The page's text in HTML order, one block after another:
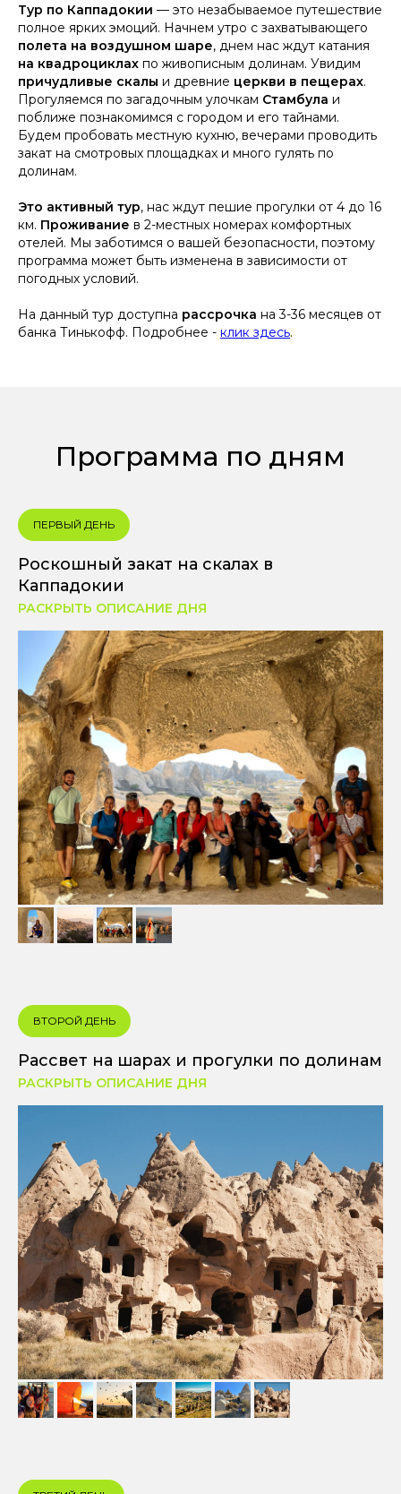
Тур по Каппадокии — это незабываемое путешествие
полное ярких эмоций. Начнем утро с захватывающего
полета на воздушном шаре, днем нас ждут катания
на квадроциклах по живописным долинам. Увидим
причудливые скалы и древние церкви в пещерах.
Прогуляемся по загадочным улочкам Стамбула и
поближе познакомимся с городом и его тайнами.
Будем пробовать местную кухню, вечерами проводить
закат на смотровых площадках и много гулять по
долинам.
Это активный тур, нас ждут пешие прогулки от 4 до 16
км. Проживание в 2-местных номерах комфортных
отелей. Мы заботимся о вашей безопасности, поэтому
программа может быть изменена в зависимости от
погодных условий.
На данный тур доступна рассрочка на 3-36 месяцев от
банка Тинькофф. Подробнее - клик здесь.
Программа по дням
ПЕРВЫЙ ДЕНЬ
Роскошный закат на скалах в
Каппадокии
РАСКРЫТЬ ОПИСАНИЕ ДНЯ
ВТОРОЙ ДЕНЬ
Рассвет на шарах и прогулки по долинам
РАСКРЫТЬ ОПИСАНИЕ ДНЯ